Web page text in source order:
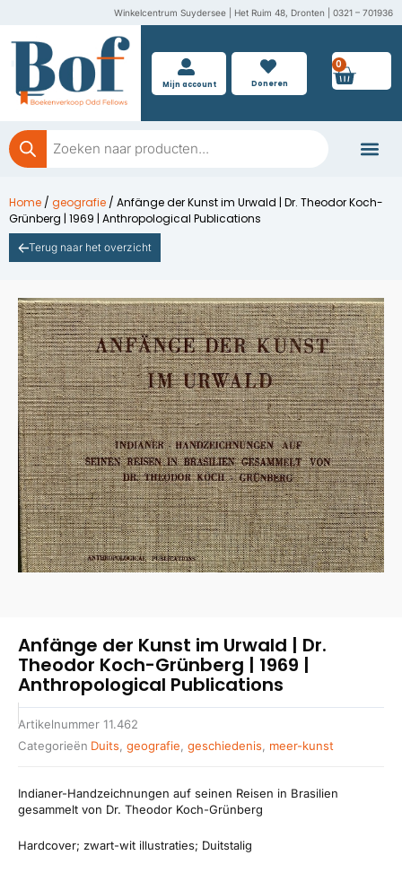
inhoud
Winkelcentrum Suydersee | Het Ruim 48, Dronten | 0321 – 701936
Mijn account Doneren
0
Producten
zoeken
Home / geografie / Anfänge der Kunst im Urwald | Dr. Theodor Koch-
Grünberg | 1969 | Anthropological Publications
Terug naar het overzicht
Anfänge der Kunst im Urwald | Dr.
Theodor Koch-Grünberg | 1969 |
Anthropological Publications
Artikelnummer 11.462
Categorieën Duits geografie geschiedenis meer-kunst
Indianer-Handzeichnungen auf seinen Reisen in Brasilien
gesammelt von Dr. Theodor Koch-Grünberg
Hardcover; zwart-wit illustraties; Duitstalig